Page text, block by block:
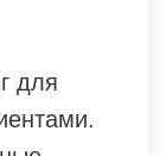
для